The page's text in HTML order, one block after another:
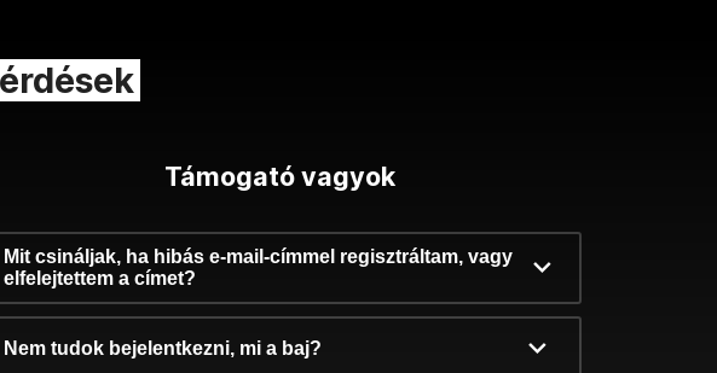
Támogató vagyok
Mit csináljak, ha hibás e-mail-címmel regisztráltam, vagy
elfelejtettem a címet?
Nem tudok bejelentkezni, mi a baj?